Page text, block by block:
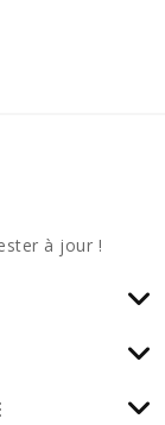
à jour !